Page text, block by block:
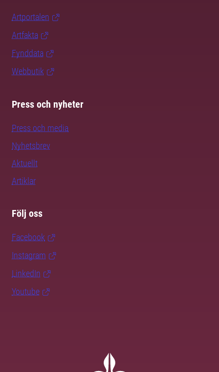
Artportalen
Artfakta
Fynddata
Webbutik
Press och nyheter
Press och media
Nyhetsbrev
Aktuellt
Artiklar
Följ oss
Facebook
Instagram
LinkedIn
Youtube